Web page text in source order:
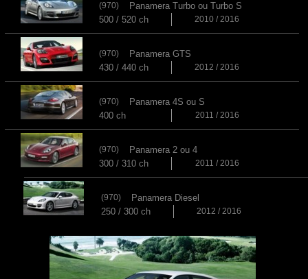
(970)
Panamera Turbo ou Turbo S
500 / 520 ch
2010 / 2016
(970)
Panamera GTS
430 / 440 ch
2012 / 2016
(970)
Panamera 4S ou S
400 ch
2011 / 2016
(970)
Panamera 2 ou 4
300 / 310 ch
2011 / 2016
(970)
Panamera Diesel
250 / 300 ch
2012 / 2016